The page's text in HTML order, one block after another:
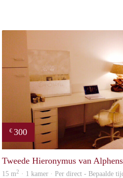
€ 300
Tweede Hieronymus van
15 m2 · 1 kamer · Per direct - Bepaalde